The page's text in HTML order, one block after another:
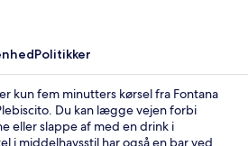
Politikker
kun fem minutters kørsel fra Fontana
Du kan lægge vejen forbi
eller slappe af med en drink i
i middelhavsstil har også en bar ved